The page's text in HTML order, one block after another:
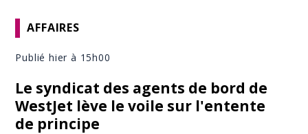
AFFAIRES
Publié hier à 15h00
Le syndicat des agents de bord de
WestJet lève le voile sur l'entente
de principe